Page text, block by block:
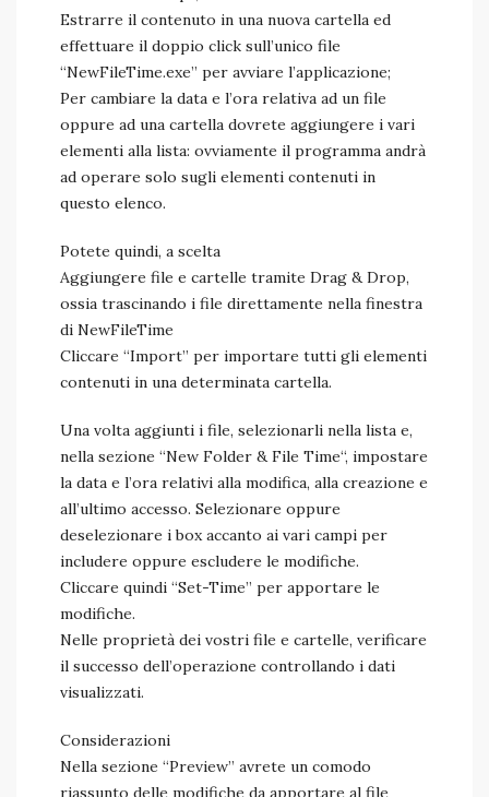
Estrarre il contenuto in una nuova cartella ed
effettuare il doppio click sull’unico file
“NewFileTime.exe” per avviare l’applicazione;
Per cambiare la data e l’ora relativa ad un file
oppure ad una cartella dovrete aggiungere i vari
elementi alla lista: ovviamente il programma andrà
ad operare solo sugli elementi contenuti in
questo elenco.
Potete quindi, a scelta
Aggiungere file e cartelle tramite Drag & Drop,
ossia trascinando i file direttamente nella finestra
di NewFileTime
Cliccare “Import” per importare tutti gli elementi
contenuti in una determinata cartella.
Una volta aggiunti i file, selezionarli nella lista e,
nella sezione “New Folder & File Time“, impostare
la data e l’ora relativi alla modifica, alla creazione e
all’ultimo accesso. Selezionare oppure
deselezionare i box accanto ai vari campi per
includere oppure escludere le modifiche.
Cliccare quindi “Set-Time” per apportare le
modifiche.
Nelle proprietà dei vostri file e cartelle, verificare
il successo dell’operazione controllando i dati
visualizzati.
Considerazioni
Nella sezione “Preview” avrete un comodo
riassunto delle modifiche da apportare al file